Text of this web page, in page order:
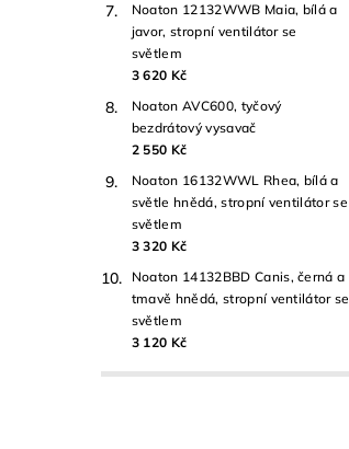
Noaton 12132WWB Maia, bílá a
javor, stropní ventilátor se
světlem
3 620 Kč
Noaton AVC600, tyčový
bezdrátový vysavač
2 550 Kč
Noaton 16132WWL Rhea, bílá a
světle hnědá, stropní ventilátor se
světlem
3 320 Kč
Noaton 14132BBD Canis, černá a
tmavě hnědá, stropní ventilátor se
světlem
3 120 Kč